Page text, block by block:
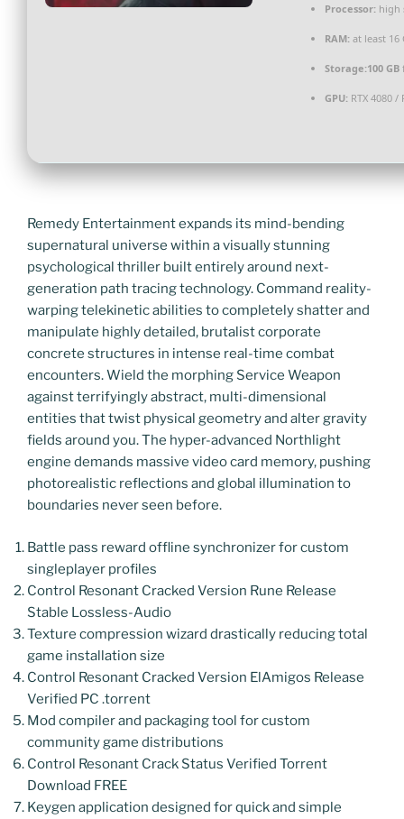
Processor: high
RAM: at least 16
Storage:100 GB
GPU: RTX 4080 /
Remedy Entertainment expands its mind-bending
supernatural universe within a visually stunning
psychological thriller built entirely around next-
generation path tracing technology. Command reality-
warping telekinetic abilities to completely shatter and
manipulate highly detailed, brutalist corporate
concrete structures in intense real-time combat
encounters. Wield the morphing Service Weapon
against terrifyingly abstract, multi-dimensional
entities that twist physical geometry and alter gravity
fields around you. The hyper-advanced Northlight
engine demands massive video card memory, pushing
photorealistic reflections and global illumination to
boundaries never seen before.
Battle pass reward offline synchronizer for custom
singleplayer profiles
Control Resonant Cracked Version Rune Release
Stable Lossless-Audio
Texture compression wizard drastically reducing total
game installation size
Control Resonant Cracked Version ElAmigos Release
Verified PC .torrent
Mod compiler and packaging tool for custom
community game distributions
Control Resonant Crack Status Verified Torrent
Download FREE
Keygen application designed for quick and simple